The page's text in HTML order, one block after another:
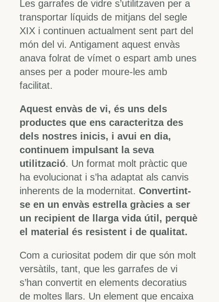
Les garrafes de vidre s’utilitzaven per a
transportar líquids de mitjans del segle
XIX i continuen actualment sent part del
món del vi. Antigament aquest envàs
anava folrat de vímet o espart amb unes
anses per a poder moure-les amb
facilitat.
Aquest envàs de vi, és uns dels
productes que ens caracteritza des
dels nostres inicis, i avui en dia,
continuem impulsant la seva
utilització. Un format molt pràctic que
ha evolucionat i s’ha adaptat als canvis
inherents de la modernitat. Convertint-
se en un envàs estrella gràcies a ser
un recipient de llarga vida útil, perquè
el material és resistent i de qualitat.
Com a curiositat podem dir que són molt
versàtils, tant, que les garrafes de vi
s’han convertit en elements decoratius
de moltes llars. Un element que encaixa